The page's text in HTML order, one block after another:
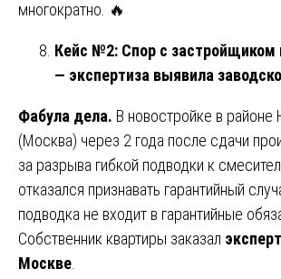
многократно. 🔥
Кейс №2: Спор с застройщиком
— экспертиза выявила
Фабула дела. В новостройке в районе
(Москва) через 2 года после сдачи
за разрыва гибкой подводки к
отказался признавать гарантийный
подводка не входит в гарантийные
Собственник квартиры заказал
Москве